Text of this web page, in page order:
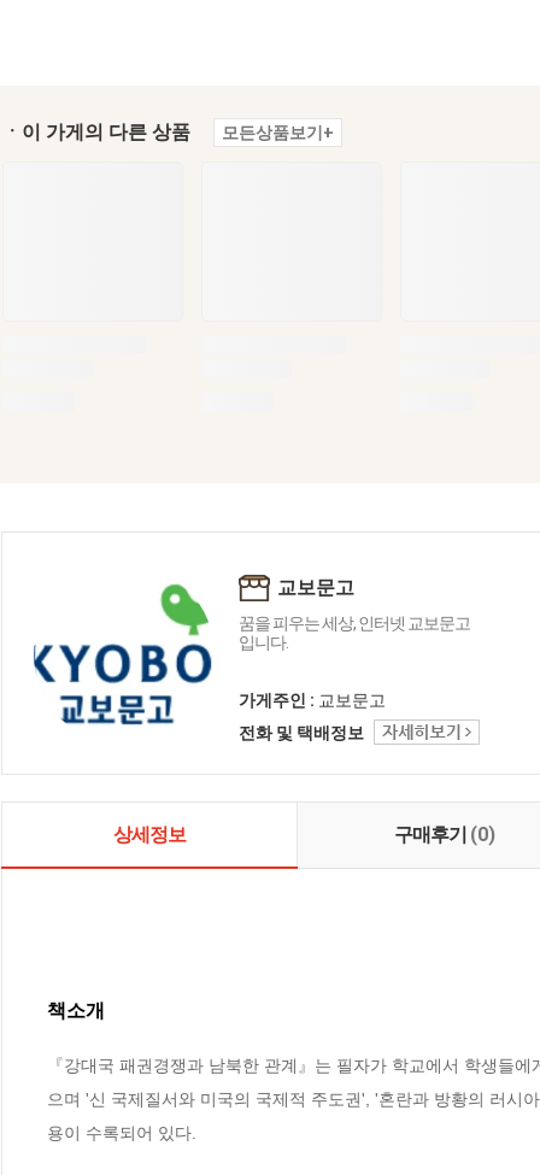
ㆍ이 가게의 다른 상품 모든상품보기+
교보문고
꿈을 피우는 세상, 인터넷 교보문고
입니다.
가게주인 : 교보문고
전화 및 택배정보
상세정보 구매후기 (0)
책소개
『강대국 패권경쟁과 남북한 관계』는 필자가 학교에서 학생들
으며 '신 국제질서와 미국의 국제적 주도권', '혼란과 방황의 러시
용이 수록되어 있다.